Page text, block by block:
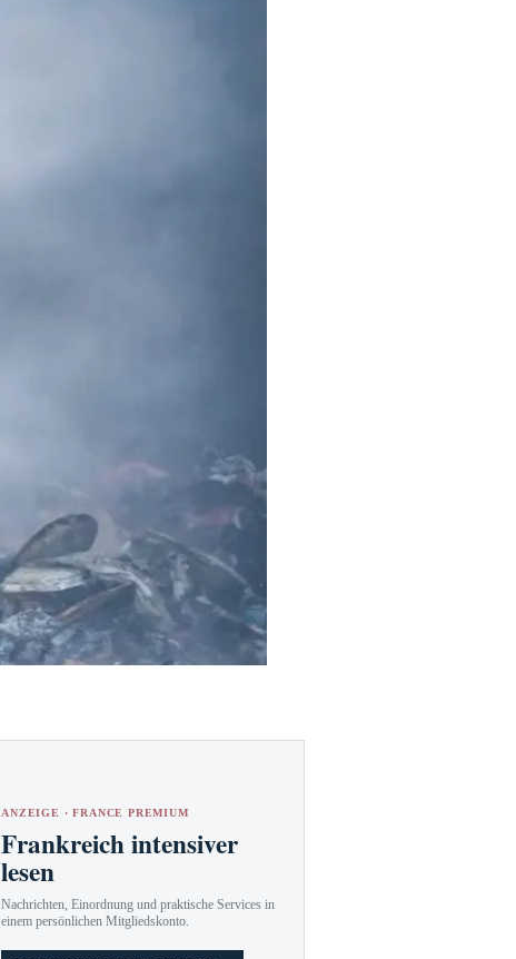
ANZEIGE · FRANCE PREMIUM
Frankreich intensiver
lesen
Nachrichten, Einordnung und praktische Services in
einem persönlichen Mitgliedskonto.